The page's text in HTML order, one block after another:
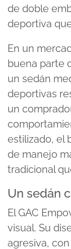
de doble
deportiva
En un
buena parte
un sedán
deportivas
un
estilizado, el
de manejo
tradicional
Un sedán
El GAC
visual. Su
agresiva, con